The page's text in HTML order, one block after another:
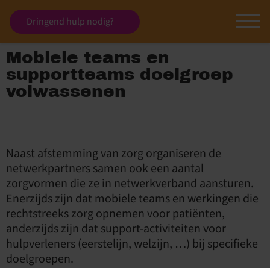
Dringend hulp nodig?
Mobiele teams en
supportteams doelgroep
volwassenen
Naast afstemming van zorg organiseren de
netwerkpartners samen ook een aantal
zorgvormen die ze in netwerkverband aansturen.
Enerzijds zijn dat mobiele teams en werkingen die
rechtstreeks zorg opnemen voor patiënten,
anderzijds zijn dat support-activiteiten voor
hulpverleners (eerstelijn, welzijn, …) bij specifieke
doelgroepen.